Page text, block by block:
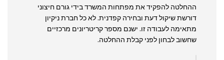
ההחלטה להפקיד את מפתחות המשרד בידי גורם חיצוני
דורשת שיקול דעת ובחירה קפדנית. לא כל חברת ניקיון
מתאימה לעבודה זו. ישנם מספר קריטריונים מרכזיים
שחשוב לבחון לפני קבלת ההחלטה.